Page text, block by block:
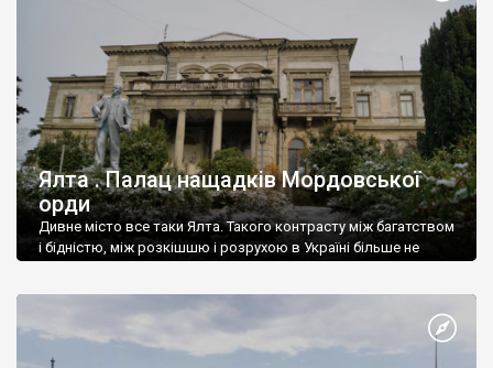
Ялта . Палац нащадків Мордовської
орди
Дивне місто все таки Ялта. Такого контрасту між багатством
і бідністю, між розкішшю і розрухою в Україні більше не